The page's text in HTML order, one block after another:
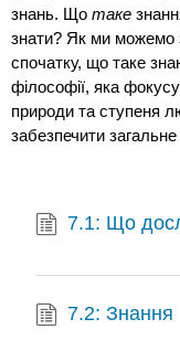
знань. Щотаке
знати? Як ми можемо
спочатку, що таке
філософії, яка
природи та ступеня
забезпечити загальне
7.1: Що
7.2: Знання